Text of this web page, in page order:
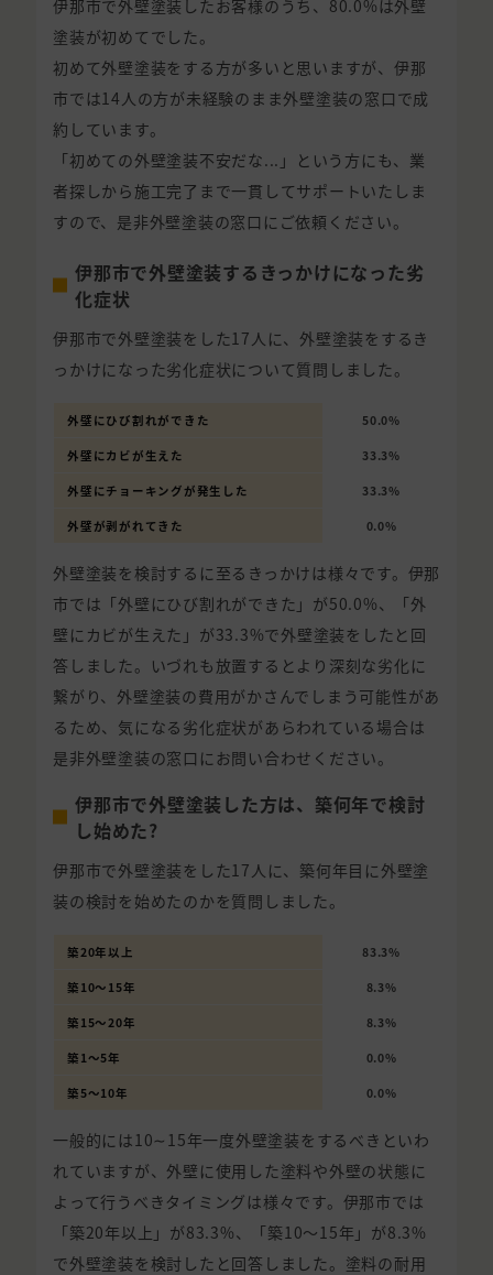
伊那市で外壁塗装したお客様のうち、80.0%は外壁
塗装が初めてでした。
初めて外壁塗装をする方が多いと思いますが、伊那
市では14人の方が未経験のまま外壁塗装の窓口で成
約しています。
「初めての外壁塗装不安だな...」という方にも、業
者探しから施工完了まで一貫してサポートいたしま
すので、是非外壁塗装の窓口にご依頼ください。
伊那市で外壁塗装するきっかけになった劣
化症状
伊那市で外壁塗装をした17人に、外壁塗装をするき
っかけになった劣化症状について質問しました。
外壁にひび割れができた 50.0%
外壁にカビが生えた 33.3%
外壁にチョーキングが発生した 33.3%
外壁が剥がれてきた 0.0%
外壁塗装を検討するに至るきっかけは様々です。伊那
市では「外壁にひび割れができた」が50.0%、「外
壁にカビが生えた」が33.3%で外壁塗装をしたと回
答しました。いづれも放置するとより深刻な劣化に
繋がり、外壁塗装の費用がかさんでしまう可能性があ
るため、気になる劣化症状があらわれている場合は
是非外壁塗装の窓口にお問い合わせください。
伊那市で外壁塗装した方は、築何年で検討
し始めた?
伊那市で外壁塗装をした17人に、築何年目に外壁塗
装の検討を始めたのかを質問しました。
築20年以上 83.3%
築10〜15年 8.3%
築15〜20年 8.3%
築1〜5年 0.0%
築5〜10年 0.0%
一般的には10∼15年一度外壁塗装をするべきといわ
れていますが、外壁に使用した塗料や外壁の状態に
よって行うべきタイミングは様々です。伊那市では
「築20年以上」が83.3%、「築10〜15年」が8.3%
で外壁塗装を検討したと回答しました。塗料の耐用